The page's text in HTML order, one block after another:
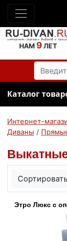
НАМ 9 ЛЕТ
Каталог
Интернет-
Диваны /
Этро Люкс с